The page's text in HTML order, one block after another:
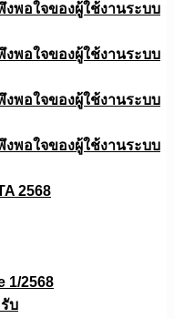
พอใจของผู้ใช้งานระบบ
พอใจของผู้ใช้งานระบบ
พอใจของผู้ใช้งานระบบ
พอใจของผู้ใช้งานระบบ
2568
1/2568
บ